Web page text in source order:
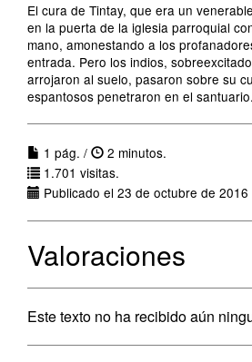
El cura de Tintay, que era un
en la puerta de la iglesia parroquial
mano, amonestando a los
entrada. Pero los indios,
arrojaron al suelo, pasaron sobre su
espantosos penetraron en el santuario.
1 pág. /
2 minutos.
1.701 visitas.
Publicado el 23 de octubre de
Valoraciones
Este texto no ha recibido aún